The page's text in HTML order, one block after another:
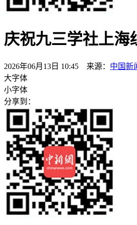
庆祝九三学社上海
2026年06月13日 10:45 来源： 中国新
大字体
小字体
分享到：